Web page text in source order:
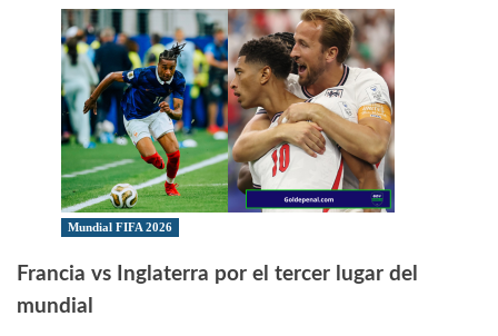
Mundial FIFA 2026
Francia vs Inglaterra por el tercer lugar del
mundial